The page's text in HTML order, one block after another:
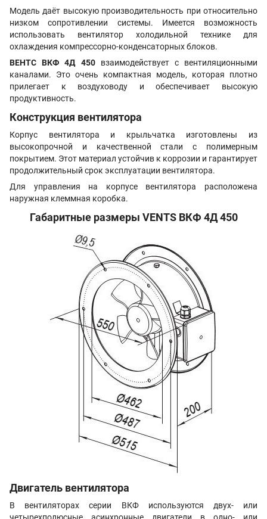
Модель даёт высокую производительность при относительно
низком сопротивлении системы. Имеется возможность
использовать вентилятор холодильной технике для
охлаждения компрессорно-конденсаторных блоков.
ВЕНТСВКФ 4Д 450взаимодействует с вентиляционными
каналами. Это очень компактная модель, которая плотно
прилегает к воздуховоду и обеспечивает высокую
продуктивность.
Конструкция вентилятора
Корпус вентилятора и крыльчатка изготовлены из
высокопрочной и качественной стали с полимерным
покрытием. Этот материал устойчив к коррозии и гарантирует
продолжительный срок эксплуатации вентилятора.
Для управления на корпусе вентилятора расположена
наружная клеммная коробка.
Габаритные размеры VENTS ВКФ 4Д 450
Двигатель вентилятора
В вентиляторах серии ВКФ используются двух- или
четырехполюсные асинхронные двигатели в одно- или